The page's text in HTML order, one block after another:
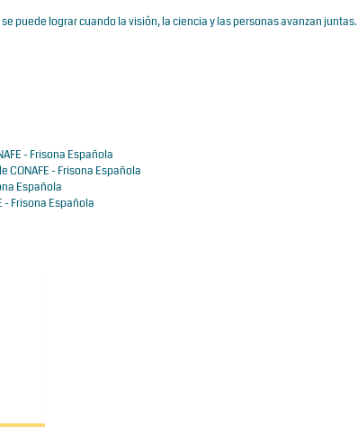
puede lograr cuando la visión, la ciencia y las personas avanzan juntas.
- Frisona Española
CONAFE - Frisona Española
Española
- Frisona Española